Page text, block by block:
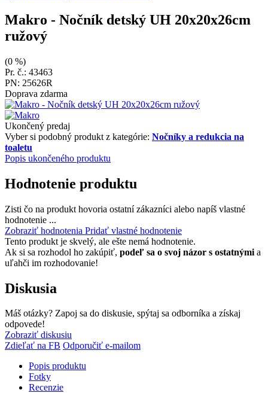
Makro - Nočník detský UH 20x20x26cm
ružový
(0 %)
Pr. č.: 43463
PN: 25626R
Doprava zdarma
Ukončený predaj
Vyber si podobný produkt z kategórie: Nočníky a redukcia na
toaletu
Popis ukončeného produktu
Hodnotenie produktu
Zisti čo na produkt hovoria ostatní zákazníci alebo napíš vlastné
hodnotenie ...
Zobraziť hodnotenia Pridať vlastné hodnotenie
Tento produkt je skvelý, ale ešte nemá hodnotenie.
Ak si sa rozhodol ho zakúpiť, podeľ sa o svoj názor s ostatnými a
uľahči im rozhodovanie!
Diskusia
Máš otázky? Zapoj sa do diskusie, spýtaj sa odborníka a získaj
odpovede!
Zobraziť diskusiu
Zdieľať na FB Odporučiť e-mailom
Popis produktu
Fotky
Recenzie